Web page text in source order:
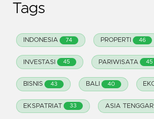
Tags
INDONESIA 74 PROPERTI 46
INVESTASI 45 PARIWISATA 45
BISNIS 43 BALI 40
EKSPATRIAT 33 ASIA